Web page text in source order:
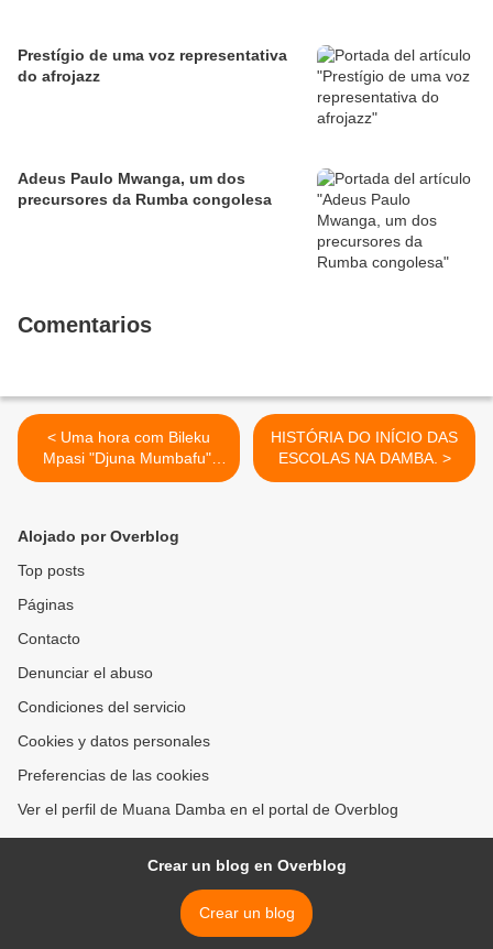
Prestígio de uma voz representativa
do afrojazz
Adeus Paulo Mwanga, um dos
precursores da Rumba congolesa
Comentarios
< Uma hora com Bileku
Mpasi "Djuna Mumbafu".
Entrevista
HISTÓRIA DO INÍCIO DAS
ESCOLAS NA DAMBA. >
Alojado por Overblog
Top posts
Páginas
Contacto
Denunciar el abuso
Condiciones del servicio
Cookies y datos personales
Preferencias de las cookies
Ver el perfil de Muana Damba en el portal de Overblog
Crear un blog en Overblog
Crear un blog